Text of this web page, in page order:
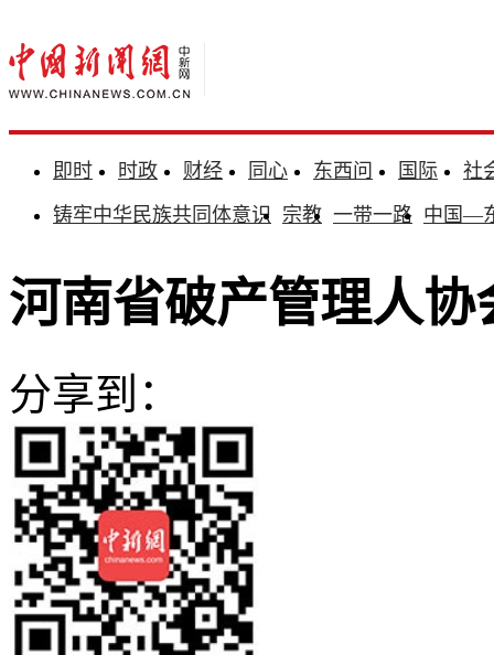
即时 时政 财经 同心 东西问 国际
社
铸牢中华民族共同体意识 宗教 一带一路 中国—
河南省破产管理人协
分享到：